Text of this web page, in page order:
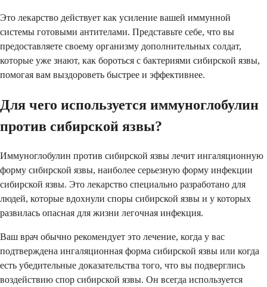
Это лекарство действует как усиление вашей иммунной
системы готовыми антителами. Представьте себе, что вы
предоставляете своему организму дополнительных солдат,
которые уже знают, как бороться с бактериями сибирской язвы,
помогая вам выздороветь быстрее и эффективнее.
Для чего используется иммуноглобулин
против сибирской язвы?
Иммуноглобулин против сибирской язвы лечит ингаляционную
форму сибирской язвы, наиболее серьезную форму инфекции
сибирской язвы. Это лекарство специально разработано для
людей, которые вдохнули споры сибирской язвы и у которых
развилась опасная для жизни легочная инфекция.
Ваш врач обычно рекомендует это лечение, когда у вас
подтверждена ингаляционная форма сибирской язвы или когда
есть убедительные доказательства того, что вы подверглись
воздействию спор сибирской язвы. Он всегда используется